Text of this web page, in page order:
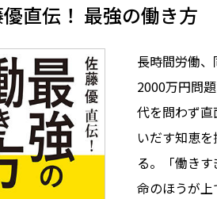
直伝！ 最強の働き方
長時間労働
2000万円問
代を問わず
いだす知恵
る。「働き
命のほうが